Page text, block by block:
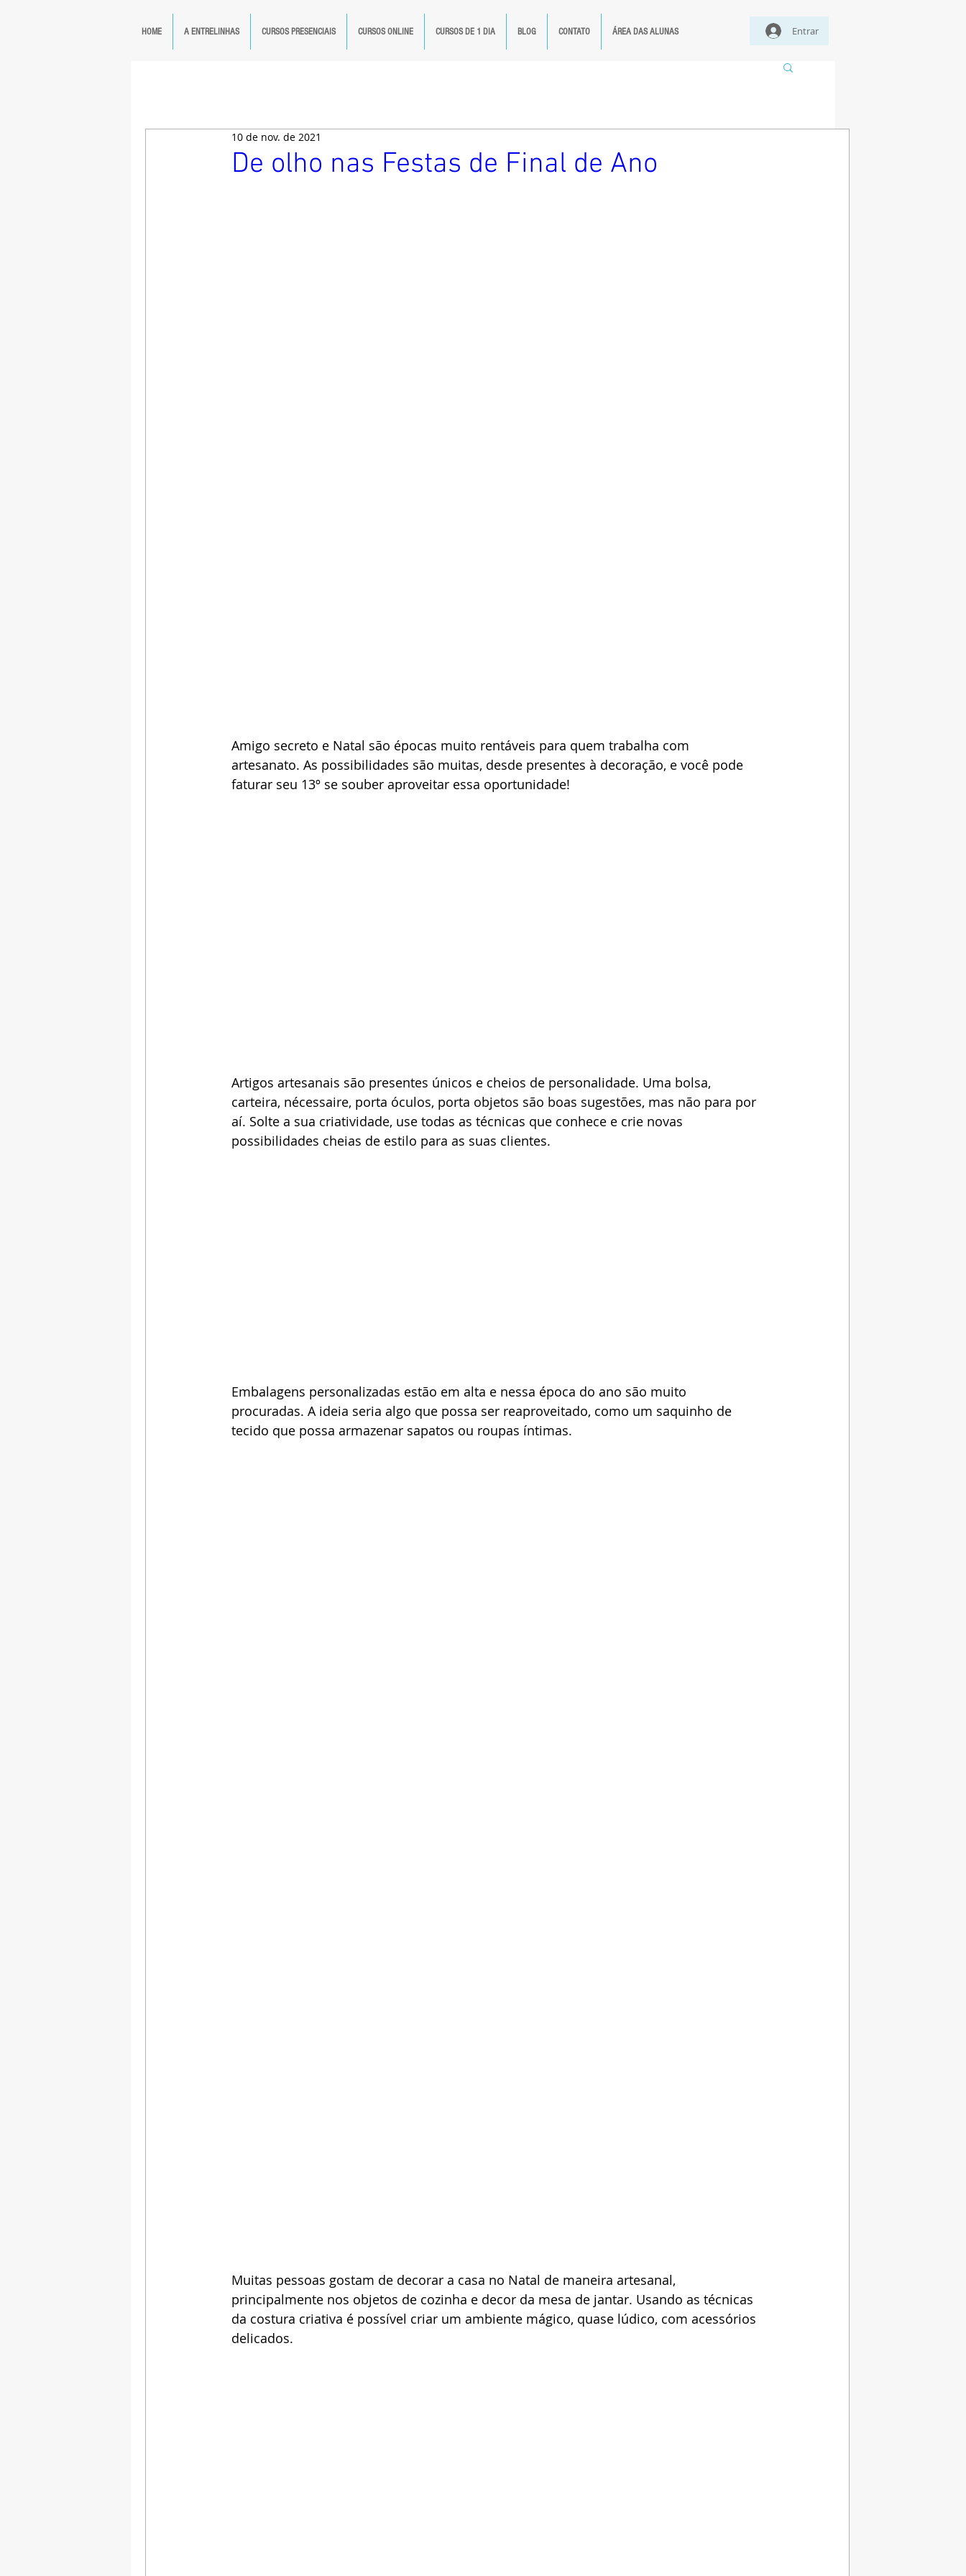
HOME A ENTRELINHAS CURSOS PRESENCIAIS CURSOS ONLINE CURSOS DE 1 DIA BLOG CONTATO ÁREA DAS ALUNAS Entrar
De olho nas Festas de Final de Ano
10 de nov. de 2021
Amigo secreto e Natal são épocas muito rentáveis para quem trabalha com
artesanato. As possibilidades são muitas, desde presentes à decoração, e você pode
faturar seu 13º se souber aproveitar essa oportunidade!
Artigos artesanais são presentes únicos e cheios de personalidade. Uma bolsa,
carteira, nécessaire, porta óculos, porta objetos são boas sugestões, mas não para por
aí. Solte a sua criatividade, use todas as técnicas que conhece e crie novas
possibilidades cheias de estilo para as suas clientes.
Embalagens personalizadas estão em alta e nessa época do ano são muito
procuradas. A ideia seria algo que possa ser reaproveitado, como um saquinho de
tecido que possa armazenar sapatos ou roupas íntimas.
Muitas pessoas gostam de decorar a casa no Natal de maneira artesanal,
principalmente nos objetos de cozinha e decor da mesa de jantar. Usando as técnicas
da costura criativa é possível criar um ambiente mágico, quase lúdico, com acessórios
delicados.